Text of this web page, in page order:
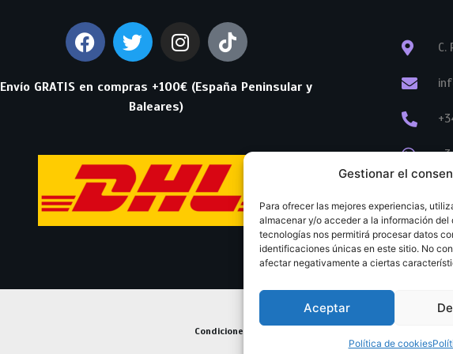
Gestionar el
Para ofrecer las mejores experiencias,
almacenar y/o acceder a la información
tecnologías nos permitirá procesar datos
identificaciones únicas en este sitio. No
afectar negativamente a ciertas
Aceptar
Política de cookies
Envío GRATIS en compras +100€ (España Peninsular y
Baleares)
C.
Condiciones Generales de Contratación